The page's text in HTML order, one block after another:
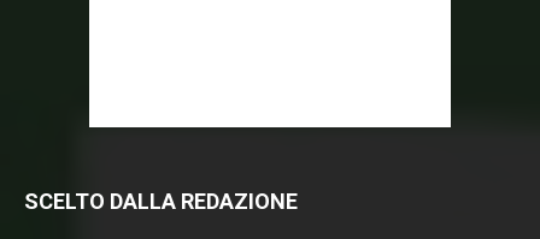
SCELTO DALLA REDAZIONE